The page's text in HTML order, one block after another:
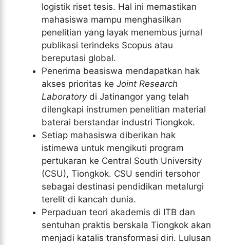
logistik riset tesis. Hal ini memastikan
mahasiswa mampu menghasilkan
penelitian yang layak menembus jurnal
publikasi terindeks Scopus atau
bereputasi global.
Penerima beasiswa mendapatkan hak
akses prioritas ke Joint Research
Laboratorydi Jatinangor yang telah
dilengkapi instrumen penelitian material
baterai berstandar industri Tiongkok.
Setiap mahasiswa diberikan hak
istimewa untuk mengikuti program
pertukaran ke Central South University
(CSU), Tiongkok. CSU sendiri tersohor
sebagai destinasi pendidikan metalurgi
terelit di kancah dunia.
Perpaduan teori akademis di ITB dan
sentuhan praktis berskala Tiongkok akan
menjadi katalis transformasi diri. Lulusan